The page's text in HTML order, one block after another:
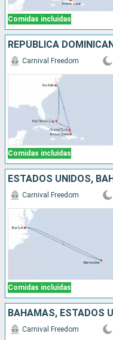
Comidas incluidas
Comidas incluidas
Carnival Freedom
ESTADOS UNIDOS,
Comidas incluidas
Carnival Freedom
BAHAMAS, ESTADOS
Carnival Freedom